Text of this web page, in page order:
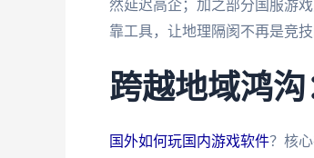
然延迟高企；加之部分国服游
靠工具，让地理隔阂不再是竞技
跨越地域鸿
国外如何玩国内游戏软件？核